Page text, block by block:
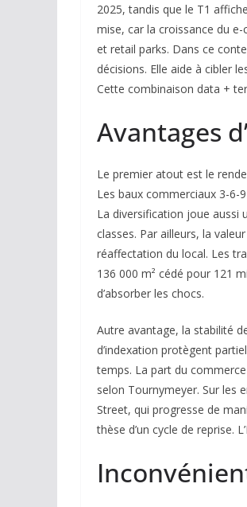
2025, tandis que le T1
mise, car la croissance du
et retail parks. Dans ce
décisions. Elle aide à cibler
Cette combinaison data +
Avantages
Le premier atout est le
Les baux commerciaux 3-6-
La diversification joue aussi
classes. Par ailleurs, la
réaffectation du local. Les
136 000 m² cédé pour 121
d’absorber les chocs.
Autre avantage, la stabilité
d’indexation protègent
temps. La part du
selon Tournymeyer. Sur les
Street, qui progresse de
thèse d’un cycle de reprise.